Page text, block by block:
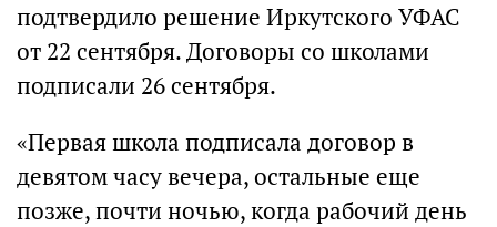
подтвердило решение Иркутского УФАС
от 22 сентября. Договоры со школами
подписали 26 сентября.
«Первая школа подписала договор в
девятом часу вечера, остальные еще
позже, почти ночью, когда рабочий день